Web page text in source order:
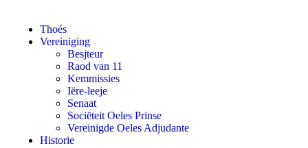
Thoés
Vereiniging
Besjteur
Raod van 11
Kemmissies
Iëre-leeje
Senaat
Sociëteit Oeles Prinse
Vereinigde Oeles Adjudante
Historie